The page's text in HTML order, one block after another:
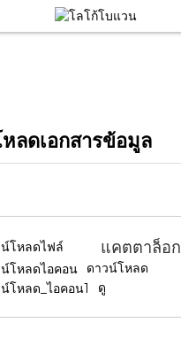
ลดเอกสารข้อมูล
แคตตาล็อก
ดาวน์โหลด
ดู